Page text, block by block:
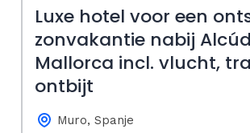
Luxe hotel voor een
zonvakantie nabij
Mallorca incl. vlucht,
ontbijt
Muro, Spanje